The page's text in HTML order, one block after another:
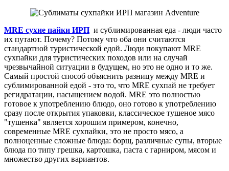
MRE сухие пайки ИРП и сублимированная еда - люди часто
их путают. Почему? Потому что оба они считаются
стандартной туристической едой. Люди покупают MRE
сухпайки для туристических походов или на случай
чрезвычайной ситуации в будущем, но это не одно и то же.
Самый простой способ объяснить разницу между MRE и
сублимированной едой - это то, что MRE сухпай не требует
регидратации, насыщением водой. MRE это полностью
готовое к употреблению блюдо, оно готово к употреблению
сразу после открытия упаковки, классическое тушеное мясо
"тушенка" является хорошим примером, конечно,
современные MRE сухпайки, это не просто мясо, а
полноценные сложные блюда: борщ, различные супы, вторые
блюда по типу грешка, картошка, паста с гарниром, мясом и
множество других вариантов.